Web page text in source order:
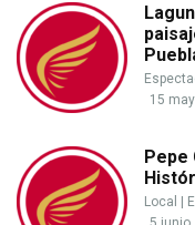
15
Pepe
Local |